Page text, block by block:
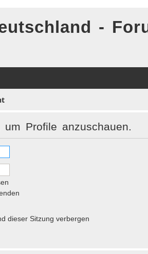
-
Profile anzuschauen.
dieser Sitzung verbergen